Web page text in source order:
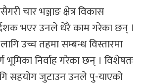
चार भञ्जाङ क्षेत्र विकास
भएर उनले धेरै काम गरेका छन् ।
उच्च तहमा सम्बन्ध विस्तारमा
निर्वाह गरेका छन् । विशेषतः
सहयोग जुटाउन उनले पु-याएको